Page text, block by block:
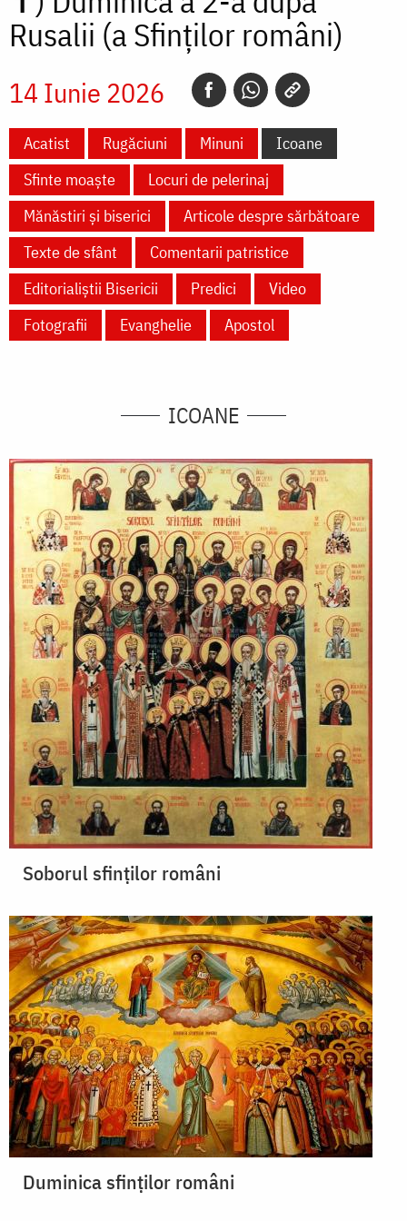
Rusalii (a Sfinților români)
14 Iunie 2026
Acatist Rugăciuni Minuni
Icoane
Sfinte moaște
Locuri de pelerinaj
Mănăstiri și biserici
Articole despre sărbătoare
Texte de sfânt
Comentarii patristice
Editorialiștii Bisericii
Predici
Video
Fotografii
Evanghelie Apostol
ICOANE
Soborul sfinților români
Duminica sfinților români